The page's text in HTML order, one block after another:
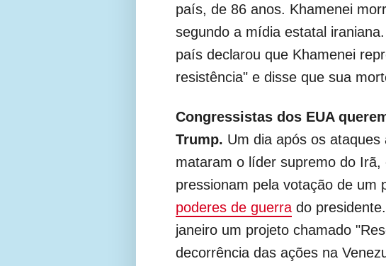
país, de 86 anos. Khamenei
segundo a mídia estatal
país declarou que Khamenei
resistência" e disse que sua
Congressistas dos EUA
Trump. Um dia após os
mataram o líder supremo do
pressionam pela votação de um
poderes de guerra do
janeiro um projeto chamado
decorrência das ações na